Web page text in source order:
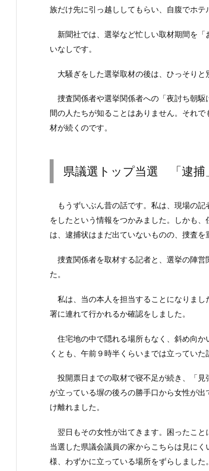
族だけ先に引っ越ししてもらい、自腹でホテ
新聞社では、選挙など忙しい取材期間を
いなしです。
大騒ぎをした選挙取材の後は、ひっそりと
捜査関係者や選挙関係者への「夜討ち朝
間の人たちが知ることはありません。それ
材が続くのです。
県議選トップ当選 「逮捕
もうずいぶん昔の話です。私は、現場の記
をしたという情報をつかみました。しかも
は、逮捕状はまだ出ていないものの、捜査を
捜査関係者を取材する記者と、選挙の陣営
た。
私は、当の本人を担当することになりまし
署に連れて行かれるか確認をしました。
住宅地の中で隠れる場所もなく、斜め向か
くとも、午前９時半くらいまでは立っていた
投開票日までの取材で寝不足が続き、「
が立っている塀の後ろの勝手口から女性が
け離れました。
翌日もその女性が出てきます。困ったこ
当選した県議会議員の家からこちらは見に
様、わずかに立っている場所をずらしました。